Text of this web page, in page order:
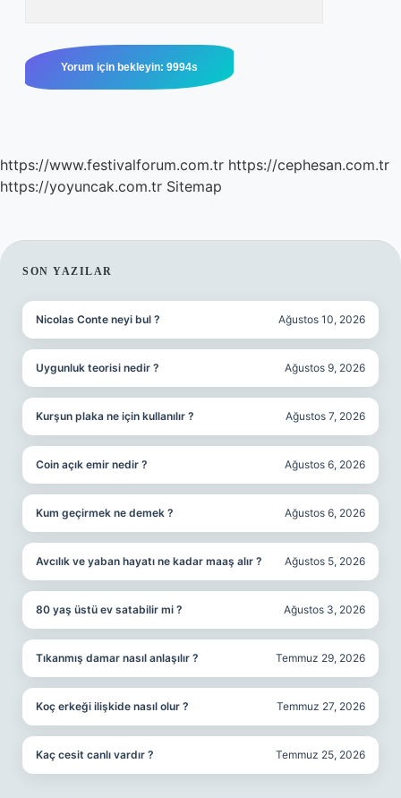
https://www.festivalforum.com.tr https://cephesan.com.tr
https://yoyuncak.com.tr Sitemap
SIDEBAR
SON YAZILAR
Nicolas Conte neyi bul ? Ağustos 10, 2026
Uygunluk teorisi nedir ? Ağustos 9, 2026
Kurşun plaka ne için kullanılır ? Ağustos 7, 2026
Coin açık emir nedir ? Ağustos 6, 2026
Kum geçirmek ne demek ? Ağustos 6, 2026
Avcılık ve yaban hayatı ne kadar maaş alır ? Ağustos 5, 2026
80 yaş üstü ev satabilir mi ? Ağustos 3, 2026
Tıkanmış damar nasıl anlaşılır ? Temmuz 29, 2026
Koç erkeği ilişkide nasıl olur ? Temmuz 27, 2026
Kaç cesit canlı vardır ? Temmuz 25, 2026